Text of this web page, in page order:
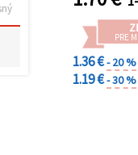
PRE
1.36 €- 20 %
1.19 €- 30 %